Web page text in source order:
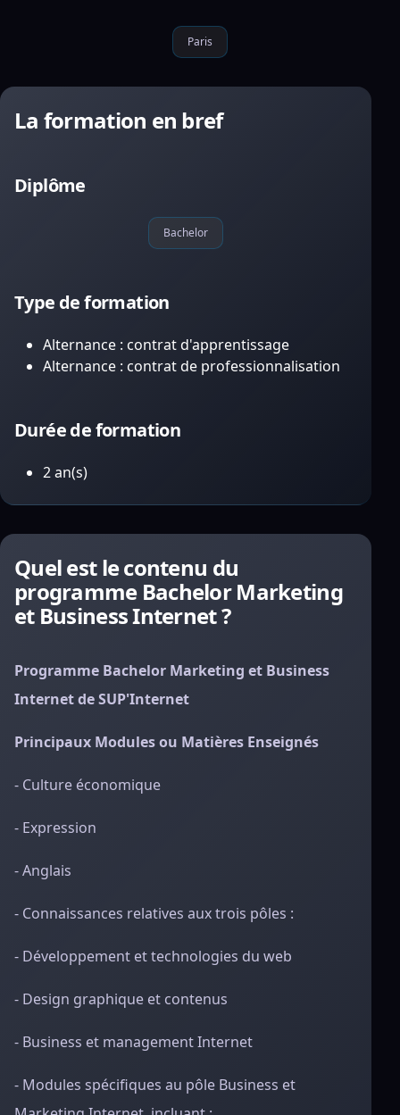
Paris
La formation en bref
Diplôme
Bachelor
Type de formation
Alternance : contrat d'apprentissage
Alternance : contrat de professionnalisation
Durée de formation
2 an(s)
Quel est le contenu du
programme Bachelor Marketing
et Business Internet ?
Programme Bachelor Marketing et Business
Internet de SUP'Internet
Principaux Modules ou Matières Enseignés
- Culture économique
- Expression
- Anglais
- Connaissances relatives aux trois pôles :
- Développement et technologies du web
- Design graphique et contenus
- Business et management Internet
- Modules spécifiques au pôle Business et